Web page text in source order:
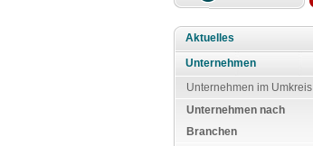
Aktuelles
Unternehmen
Unternehmen im Umkreis
Unternehmen nach
Branchen